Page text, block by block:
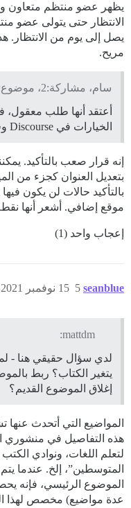
يظهر عضو منتظم متعاون
الانتظار حتى يتولى عضو
يصل إلى يوم من الانتظار.
مريح.
سام، مشاركة:2، موضوع:209020:
أعتقد أنها طلب
الخيارات في Discourse وقد يكون هذا خيارًا إضافيًا.
إنه قرار صعب بالتأكيد.
بتعديل العنوان كجزء من
بالتأكيد حالات لن يكون
موقع إضافي. أشعر أنها
إعجاب واحد (1)
seanblue 15 نوفمبر 2021، 11:33م 5
mattdm:
لدي سؤال حقيقي هنا -
يتغير الكتاب؟ ربط
إغلاق الموضوع القديم؟
المواضيع التي أتحدث عنها
هذه التفاصيل في منشوري
لتعلم اللغات، ونوادي
المتوسطين”، إلخ. عندما
الموضوع الرئيسي، فإنه
عدة مواضيع) مخصص لهذا